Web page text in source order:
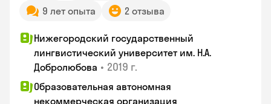
9 лет опыта
2 отзыва
Нижегородский государственный
лингвистический университет им. Н.А.
Добролюбова • 2019 г.
Образовательная автономная
некоммерческая организация